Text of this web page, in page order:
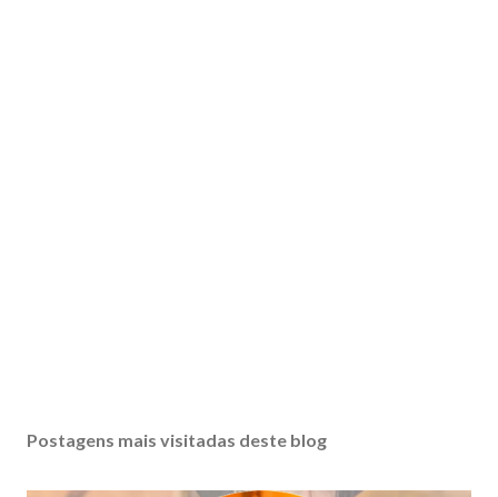
Postagens mais visitadas deste blog